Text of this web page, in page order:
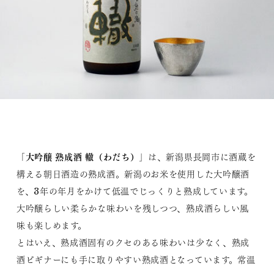
「大吟醸 熟成酒 轍（わだち）
」は、新潟県長岡市に酒蔵を
構える朝日酒造の熟成酒。新潟のお米を使用した大吟醸酒
を、3年の年月をかけて低温でじっくりと熟成しています。
大吟醸らしい柔らかな味わいを残しつつ、熟成酒らしい風
味も楽しめます。
とはいえ、熟成酒固有のクセのある味わいは少なく、熟成
酒ビギナーにも手に取りやすい熟成酒となっています。常温